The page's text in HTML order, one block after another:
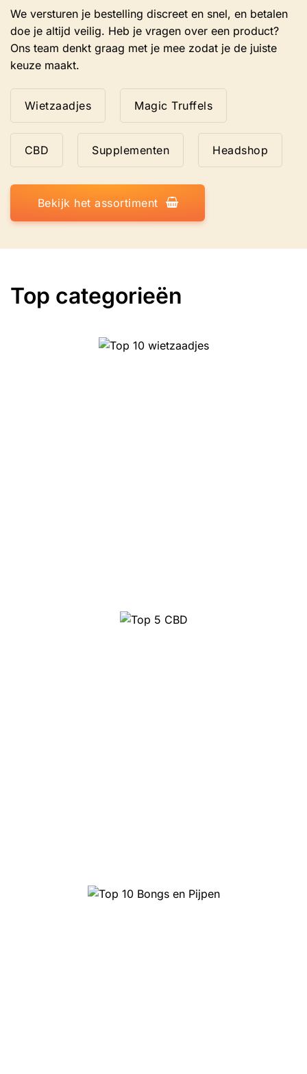
We versturen je bestelling discreet en snel, en betalen
doe je altijd veilig. Heb je vragen over een product?
Ons team denkt graag met je mee zodat je de juiste
keuze maakt.
Wietzaadjes Magic Truffels
CBD Supplementen Headshop
Bekijk het assortiment
Top categorieën